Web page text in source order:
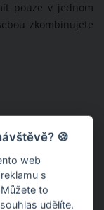
pouze v jednom
zkombinujete
🍪
web
s
to
udělíte.